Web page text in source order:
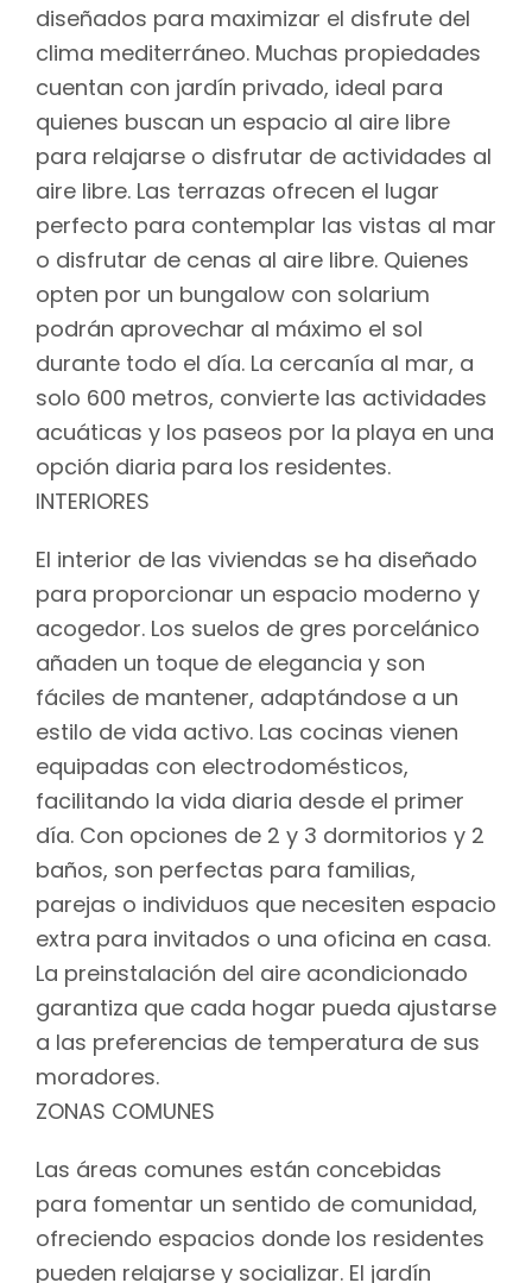
diseñados para maximizar el disfrute del
clima mediterráneo. Muchas propiedades
cuentan con jardín privado, ideal para
quienes buscan un espacio al aire libre
para relajarse o disfrutar de actividades al
aire libre. Las terrazas ofrecen el lugar
perfecto para contemplar las vistas al mar
o disfrutar de cenas al aire libre. Quienes
opten por un bungalow con solarium
podrán aprovechar al máximo el sol
durante todo el día. La cercanía al mar, a
solo 600 metros, convierte las actividades
acuáticas y los paseos por la playa en una
opción diaria para los residentes.
INTERIORES
El interior de las viviendas se ha diseñado
para proporcionar un espacio moderno y
acogedor. Los suelos de gres porcelánico
añaden un toque de elegancia y son
fáciles de mantener, adaptándose a un
estilo de vida activo. Las cocinas vienen
equipadas con electrodomésticos,
facilitando la vida diaria desde el primer
día. Con opciones de 2 y 3 dormitorios y 2
baños, son perfectas para familias,
parejas o individuos que necesiten espacio
extra para invitados o una oficina en casa.
La preinstalación del aire acondicionado
garantiza que cada hogar pueda ajustarse
a las preferencias de temperatura de sus
moradores.
ZONAS COMUNES
Las áreas comunes están concebidas
para fomentar un sentido de comunidad,
ofreciendo espacios donde los residentes
pueden relajarse y socializar. El jardín